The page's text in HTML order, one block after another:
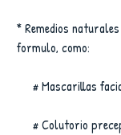
* Remedios
formulo, como:
# Mascarillas
# Colutorio